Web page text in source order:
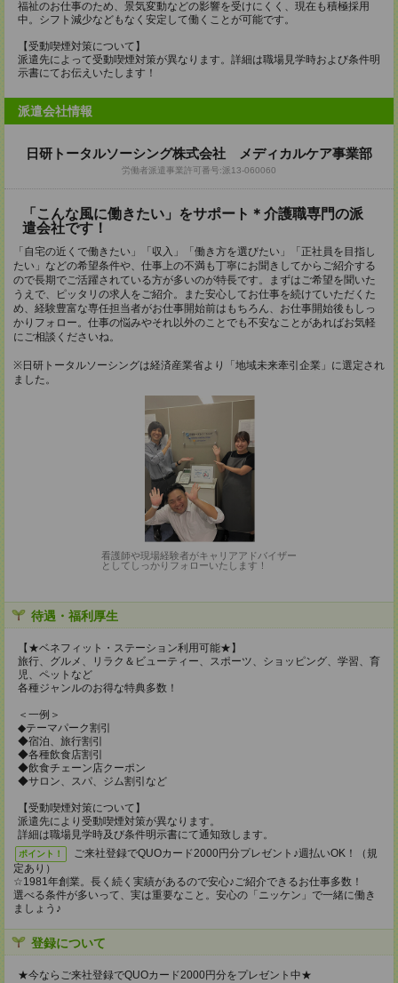
福祉のお仕事のため、景気変動などの影響を受けにくく、現在も積極採用
中。シフト減少などもなく安定して働くことが可能です。
【受動喫煙対策について】
派遣先によって受動喫煙対策が異なります。詳細は職場見学時および条件明
示書にてお伝えいたします！
派遣会社情報
日研トータルソーシング株式会社 メディカルケア事業部
労働者派遣事業許可番号:派13-060060
「こんな風に働きたい」をサポート＊介護職専門の派
遣会社です！
「自宅の近くで働きたい」「収入」「働き方を選びたい」「正社員を目指し
たい」などの希望条件や、仕事上の不満も丁寧にお聞きしてからご紹介する
ので長期でご活躍されている方が多いのが特長です。まずはご希望を聞いた
うえで、ピッタリの求人をご紹介。また安心してお仕事を続けていただくた
め、経験豊富な専任担当者がお仕事開始前はもちろん、お仕事開始後もしっ
かりフォロー。仕事の悩みやそれ以外のことでも不安なことがあればお気軽
にご相談くださいね。
※日研トータルソーシングは経済産業省より「地域未来牽引企業」に選定され
ました。
看護師や現場経験者がキャリアアドバイザー
としてしっかりフォローいたします！
待遇・福利厚生
【★ベネフィット・ステーション利用可能★】
旅行、グルメ、リラク＆ビューティー、スポーツ、ショッピング、学習、育
児、ペットなど
各種ジャンルのお得な特典多数！
＜一例＞
◆テーマパーク割引
◆宿泊、旅行割引
◆各種飲食店割引
◆飲食チェーン店クーポン
◆サロン、スパ、ジム割引など
【受動喫煙対策について】
派遣先により受動喫煙対策が異なります。
詳細は職場見学時及び条件明示書にて通知致します。
ポイント！
ご来社登録でQUOカード2000円分プレゼント♪週払いOK！（規
定あり）
☆1981年創業。長く続く実績があるので安心♪ご紹介できるお仕事多数！
選べる条件が多いって、実は重要なこと。安心の「ニッケン」で一緒に働き
ましょう♪
登録について
★今ならご来社登録でQUOカード2000円分をプレゼント中★